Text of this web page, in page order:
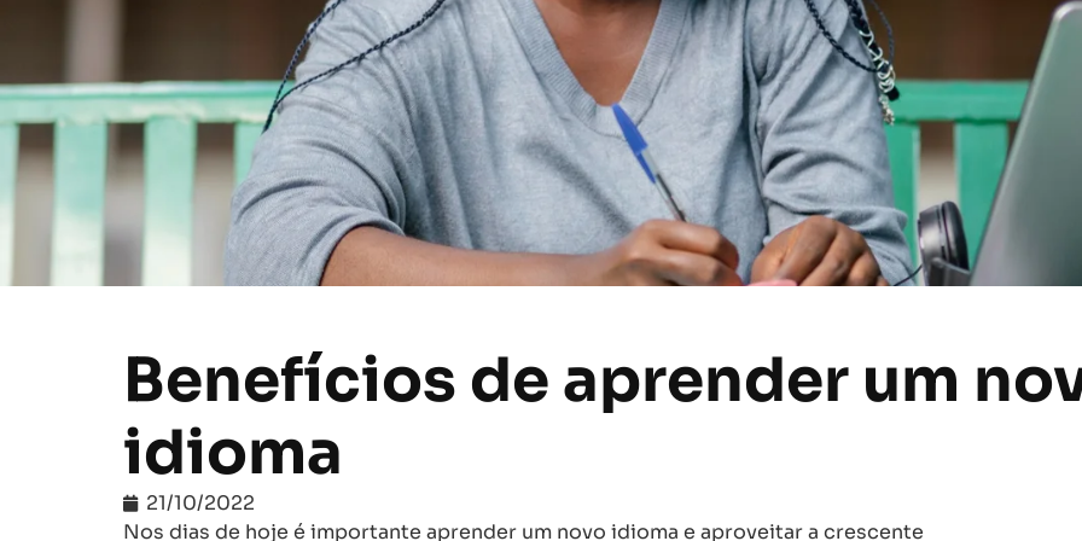
Benefícios de aprender um
idioma
21/10/2022
Nos dias de hoje é importante aprender um novo idioma e aproveitar a crescente